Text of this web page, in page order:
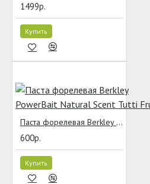
1499р.
Купить
Паста форелевая Berkley PowerBait Natural Scent Tutti Frutti
600р.
Купить